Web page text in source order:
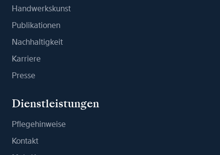
Handwerkskunst
Publikationen
Nachhaltigkeit
Karriere
Presse
Dienstleistungen
Pflegehinweise
Kontakt